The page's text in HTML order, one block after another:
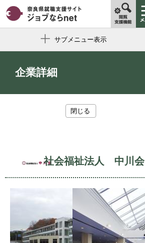
サブメニュー表示
企業詳細
閉じる
社会福祉法人 中川会